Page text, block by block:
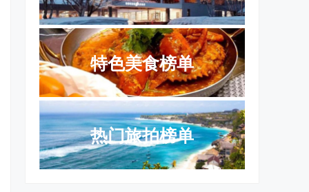
特色美食榜单
热门旅拍榜单